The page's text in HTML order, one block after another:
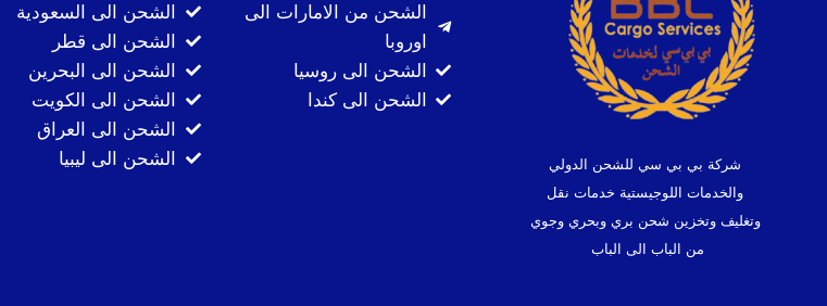
شركة بي بي سي للشحن الدولي
والخدمات اللوجيستية خدمات نقل
وتغليف وتخزين شحن بري وبحري وجوي
من الباب الى الباب
الشحن من الامارات الى
اوروبا
الشحن الى روسيا
الشحن الى كندا
الشحن الى السعودية
الشحن الى قطر
الشحن الى البحرين
الشحن الى الكويت
الشحن الى العراق
الشحن الى ليبيا